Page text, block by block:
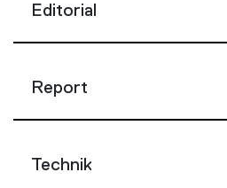
Editorial
Report
Technik